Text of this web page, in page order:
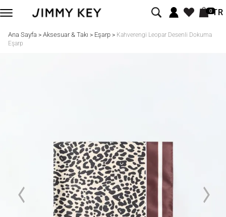
0TR
Ana Sayfa > Aksesuar & Takı > Eşarp> Kahverengi Leopar Desenli Dokuma
Eşarp